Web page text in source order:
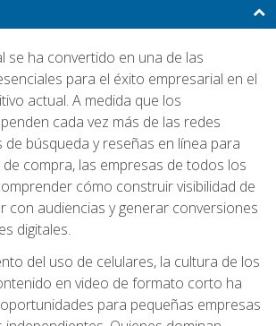
se ha convertido en una de las
para el éxito empresarial en el
actual. A medida que los
cada vez más de las redes
búsqueda y reseñas en línea para
compra, las empresas de todos los
cómo construir visibilidad de
con audiencias y generar conversiones
digitales.
del uso de celulares, la cultura de los
en video de formato corto ha
para pequeñas empresas